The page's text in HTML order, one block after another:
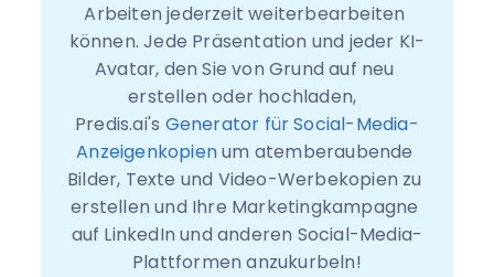
Arbeiten jederzeit weiterbearbeiten
können. Jede Präsentation und jeder KI-
Avatar, den Sie von Grund auf neu
erstellen oder hochladen,
Predis.ai's Generator für Social-Media-
Anzeigenkopien um atemberaubende
Bilder, Texte und Video-Werbekopien zu
erstellen und Ihre Marketingkampagne
auf LinkedIn und anderen Social-Media-
Plattformen anzukurbeln!